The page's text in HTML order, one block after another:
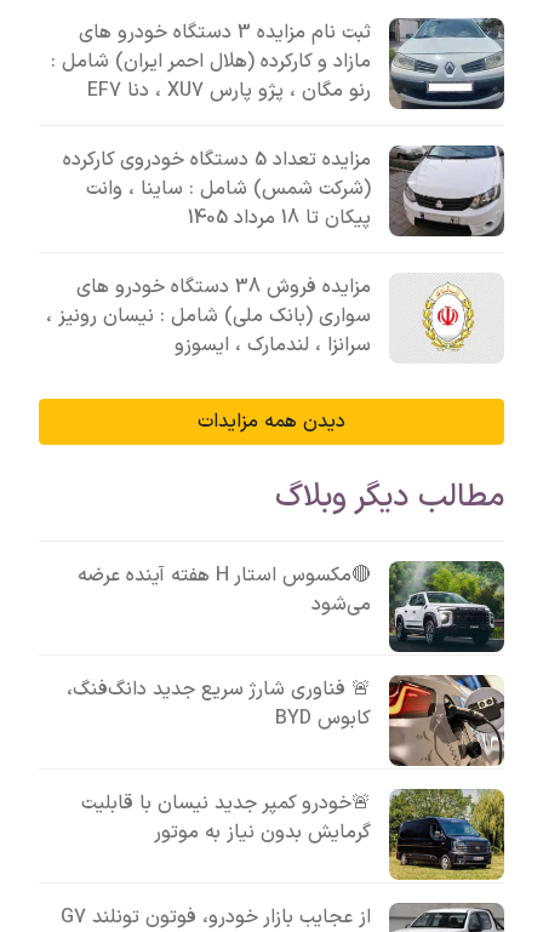
ثبت نام مزایده 3 دستگاه خودرو های
مازاد و کارکرده (هلال احمر ایران) شامل :
رنو مگان ، پژو پارس XU7 ، دنا EF7
مزایده تعداد 5 دستگاه خودروی کارکرده
(شرکت شمس) شامل : ساینا ، وانت
پیکان تا 18 مرداد 1405
مزایده فروش 38 دستگاه خودرو های
سواری (بانک ملی) شامل : نیسان رونیز ،
سرانزا ، لندمارک ، ایسوزو
دیدن همه مزایدات
مطالب دیگر وبلاگ
🔴مکسوس استار H هفته آینده عرضه
می‌شود
🚨 فناوری شارژ سریع جدید دانگ‌فنگ،
کابوس BYD
🚨خودرو کمپر جدید نیسان با قابلیت
گرمایش بدون نیاز به موتور
از عجایب بازار خودرو، فوتون تونلند G7